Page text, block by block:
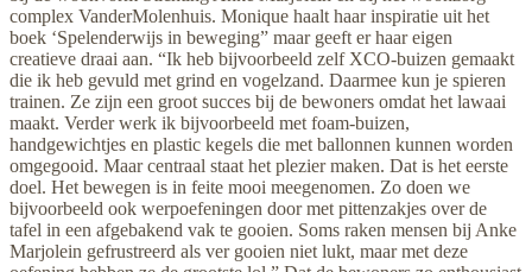
complex VanderMolenhuis. Monique haalt haar inspiratie uit het
boek ‘Spelenderwijs in beweging” maar geeft er haar eigen
creatieve draai aan. “Ik heb bijvoorbeeld zelf XCO-buizen gemaakt
die ik heb gevuld met grind en vogelzand. Daarmee kun je spieren
trainen. Ze zijn een groot succes bij de bewoners omdat het lawaai
maakt. Verder werk ik bijvoorbeeld met foam-buizen,
handgewichtjes en plastic kegels die met ballonnen kunnen worden
omgegooid. Maar centraal staat het plezier maken. Dat is het eerste
doel. Het bewegen is in feite mooi meegenomen. Zo doen we
bijvoorbeeld ook werpoefeningen door met pittenzakjes over de
tafel in een afgebakend vak te gooien. Soms raken mensen bij Anke
Marjolein gefrustreerd als ver gooien niet lukt, maar met deze